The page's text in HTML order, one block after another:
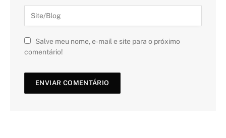
Salve meu nome, e-mail e site para o próximo
comentário!